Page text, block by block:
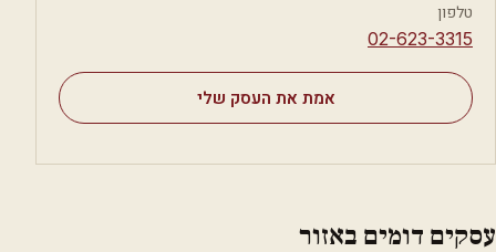
טלפון
⁦02-623-3315⁩
אמת את העסק שלי
עסקים דומים באזור